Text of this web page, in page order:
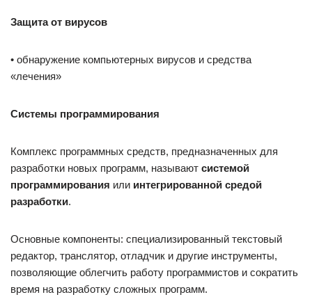
Защита от вирусов
• обнаружение компьютерных вирусов и средства
«лечения»
Системы программирования
Комплекс программных средств, предназначенных для
разработки новых программ, называют системой
программирования или интегрированной средой
разработки.
Основные компоненты: специализированный текстовый
редактор, транслятор, отладчик и другие инструменты,
позволяющие облегчить работу программистов и сократить
время на разработку сложных программ.